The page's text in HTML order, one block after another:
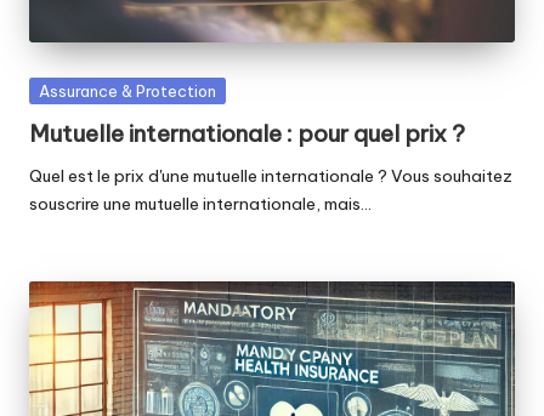
Posted
Assurance & Protection
Mutuelle internationale : pour quel prix ?
Quel est le prix d'une mutuelle internationale ? Vous souhaitez
souscrire une mutuelle internationale, mais…